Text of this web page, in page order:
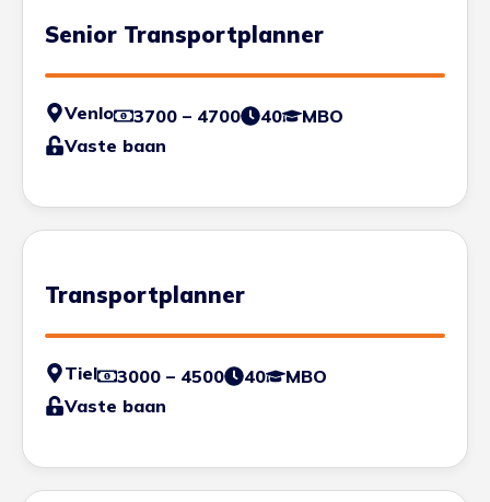
Senior Transportplanner
Venlo 3700 – 4700 40
MBO
Vaste baan
Transportplanner
Tiel 3000 – 4500 40
MBO
Vaste baan